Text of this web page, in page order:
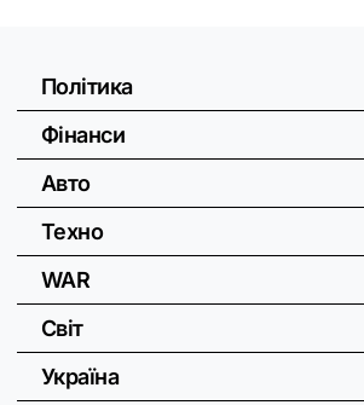
Політика
Фінанси
Авто
Техно
WAR
Світ
Україна